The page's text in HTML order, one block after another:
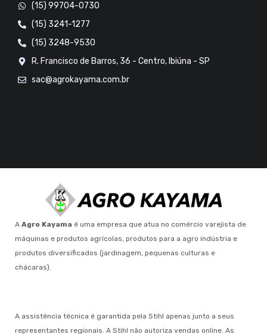
(15) 99704-0730
(15) 3241-1277
(15) 3248-9530
R. Francisco de Barros, 36 - Centro, Ibiúna - SP
sac@agrokayama.com.br
A Agro Kayama é uma empresa que atua no comércio varejista de
máquinas e produtos agrícolas, produtos para a agro indústria e
produtos diversificados (jardinagem, pequenas culturas e
chácaras).
A assistência técnica é garantida pela Stihl apenas junto a seus
representantes regionais. A Stihl não autoriza vendas online. As